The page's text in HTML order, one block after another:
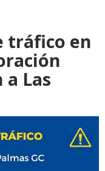
tráfico en
Las